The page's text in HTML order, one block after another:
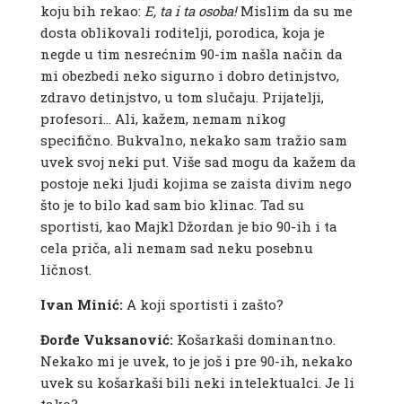
koju bih rekao: E, ta i ta osoba!Mislim da su me
dosta oblikovali roditelji, porodica, koja je
negde u tim nesrećnim 90-im našla način da
mi obezbedi neko sigurno i dobro detinjstvo,
zdravo detinjstvo, u tom slučaju. Prijatelji,
profesori… Ali, kažem, nemam nikog
specifično. Bukvalno, nekako sam tražio sam
uvek svoj neki put. Više sad mogu da kažem da
postoje neki ljudi kojima se zaista divim nego
što je to bilo kad sam bio klinac. Tad su
sportisti, kao Majkl Džordan je bio 90-ih i ta
cela priča, ali nemam sad neku posebnu
ličnost.
Ivan Minić:A koji sportisti i zašto?
Đorđe Vuksanović:Košarkaši dominantno.
Nekako mi je uvek, to je još i pre 90-ih, nekako
uvek su košarkaši bili neki intelektualci. Je li